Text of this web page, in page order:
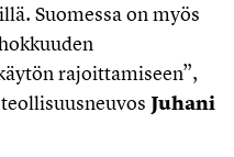
Suomessa on myös
rajoittamiseen”,
Juhani